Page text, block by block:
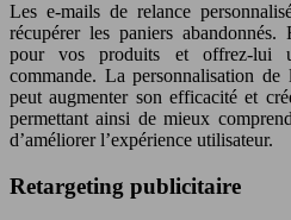
Les e-mails de relance
récupérer les paniers
pour vos produits et offrez-lui
commande. La personnalisation de
peut augmenter son efficacité et
permettant ainsi de mieux
d’améliorer l’expérience utilisateur.
Retargeting publicitaire